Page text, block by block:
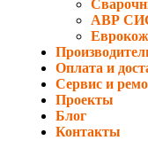
АВР
Оплата и
Сервис и
Проекты
Блог
Контакты